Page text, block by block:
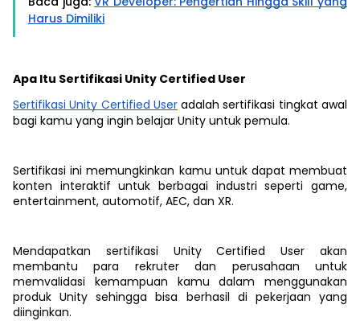
Harus Dimiliki
Apa Itu Sertifikasi Unity Certified User
Sertifikasi Unity Certified Useradalah sertifikasi tingkat awal
bagi kamu yang ingin belajar Unity untuk pemula.
Sertifikasi ini memungkinkan kamu untuk dapat membuat
konten interaktif untuk berbagai industri seperti game,
entertainment, automotif, AEC, dan XR.
Mendapatkan sertifikasi Unity Certified User akan
membantu para rekruter dan perusahaan untuk
memvalidasi kemampuan kamu dalam menggunakan
produk Unity sehingga bisa berhasil di pekerjaan yang
diinginkan.